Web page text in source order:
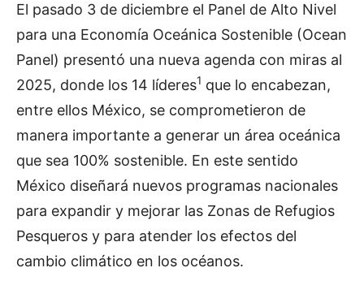
El pasado 3 de diciembre el Panel de Alto Nivel
para una Economía Oceánica Sostenible (Ocean
Panel) presentó una nueva agenda con miras al
2025, donde los 14 líderes1 que lo encabezan,
entre ellos México, se comprometieron de
manera importante a generar un área oceánica
que sea 100% sostenible. En este sentido
México diseñará nuevos programas nacionales
para expandir y mejorar las Zonas de Refugios
Pesqueros y para atender los efectos del
cambio climático en los océanos.